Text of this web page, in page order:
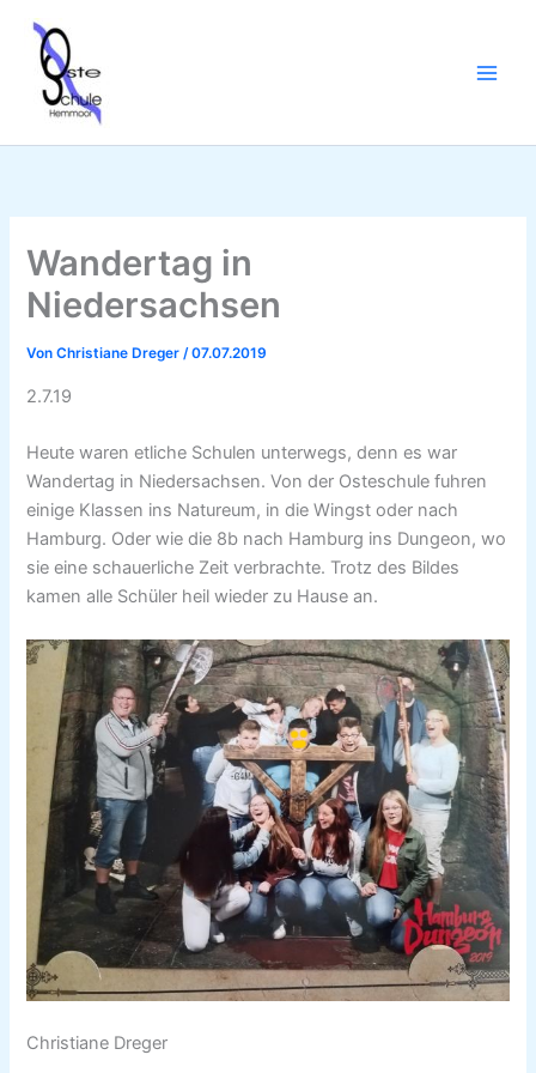
Inhalt
springen
Wandertag in
Niedersachsen
VonChristiane Dreger/07.07.2019
2.7.19
Heute waren etliche Schulen unterwegs, denn es war
Wandertag in Niedersachsen. Von der Osteschule fuhren
einige Klassen ins Natureum, in die Wingst oder nach
Hamburg. Oder wie die 8b nach Hamburg ins Dungeon, wo
sie eine schauerliche Zeit verbrachte. Trotz des Bildes
kamen alle Schüler heil wieder zu Hause an.
Christiane Dreger